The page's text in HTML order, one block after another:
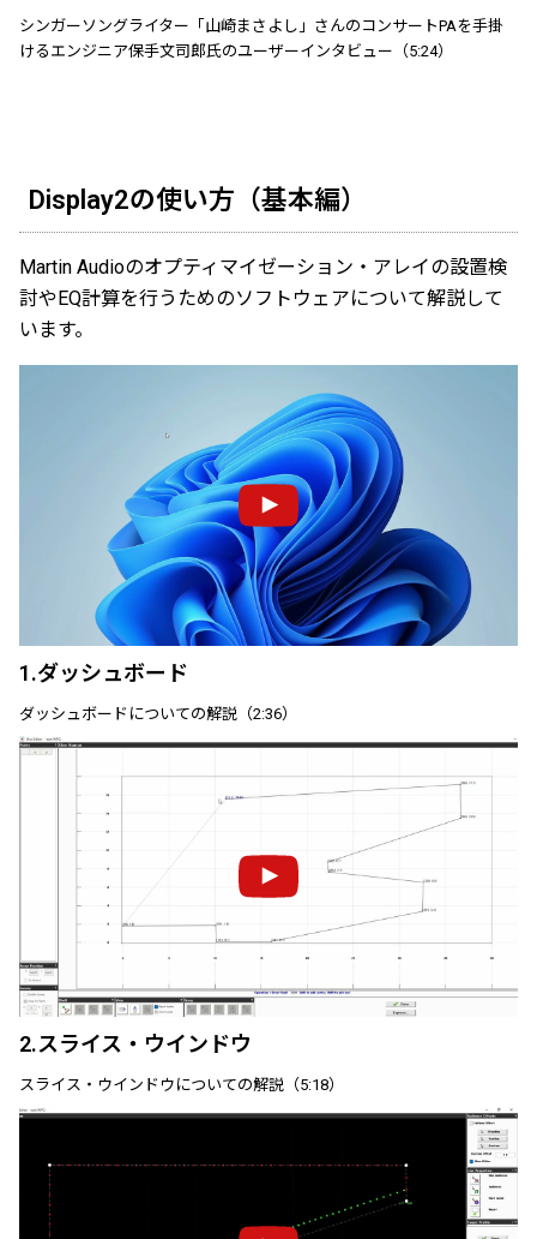
シンガーソングライター「山崎まさよし」さんのコンサートPAを手掛
けるエンジニア保手文司郎氏のユーザーインタビュー（5:24）
Display2の使い方（基本編）
Martin Audioのオプティマイゼーション・アレイの設置検
討やEQ計算を行うためのソフトウェアについて解説して
います。
1.ダッシュボード
ダッシュボードについての解説（2:36）
2.スライス・ウインドウ
スライス・ウインドウについての解説（5:18）